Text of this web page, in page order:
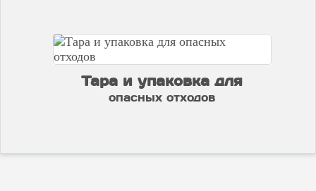
Тара и упаковка для
опасных отходов